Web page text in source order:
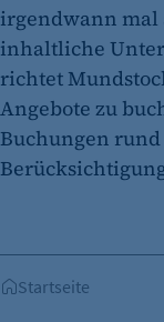
Zweck:
Dieser
Cookie
1 Jahr
irgendwann mal
inhaltliche
richtet
Angebote zu
Buchungen rund
Startseite